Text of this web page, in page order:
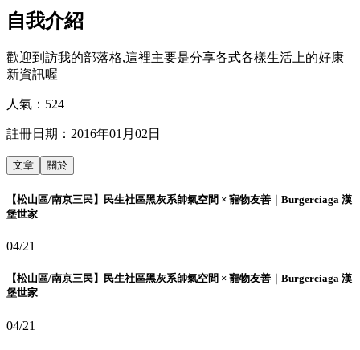
自我介紹
歡迎到訪我的部落格,這裡主要是分享各式各樣生活上的好康
新資訊喔
人氣： 524
註冊日期： 2016年01月02日
文章 關於
【松山區/南京三民】民生社區黑灰系帥氣空間 × 寵物友善｜Burgerciaga 漢
堡世家
04/21
【松山區/南京三民】民生社區黑灰系帥氣空間 × 寵物友善｜Burgerciaga 漢
堡世家
04/21